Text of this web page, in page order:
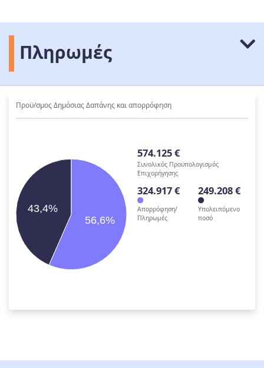
Πληρωμές
Προϋ/σμος Δημόσιας Δαπάνης και απορρόφηση
43,4%
56,6%
574.125 €
Συνολικός Προϋπολογισμός
Επιχορήγησης
324.917 €
Απορρόφηση/
Πληρωμές
249.208 €
Υπολειπόμενο
ποσό